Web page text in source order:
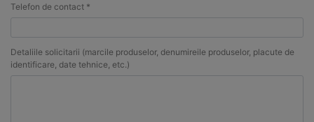
Telefon de contact *
Detaliile solicitarii (marcile produselor, denumireile produselor, placute de
identificare, date tehnice, etc.)